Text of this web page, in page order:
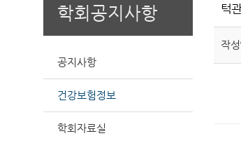
학회공지사항
공지사항
건강보험정보
학회자료실
턱
작